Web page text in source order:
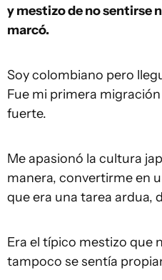
y mestizo de no sentirse
marcó.
Soy colombiano pero
Fue mi primera
fuerte.
Me apasionó la cultura
manera, convertirme en
que era una tarea ardua,
Era el típico mestizo que
tampoco se sentía